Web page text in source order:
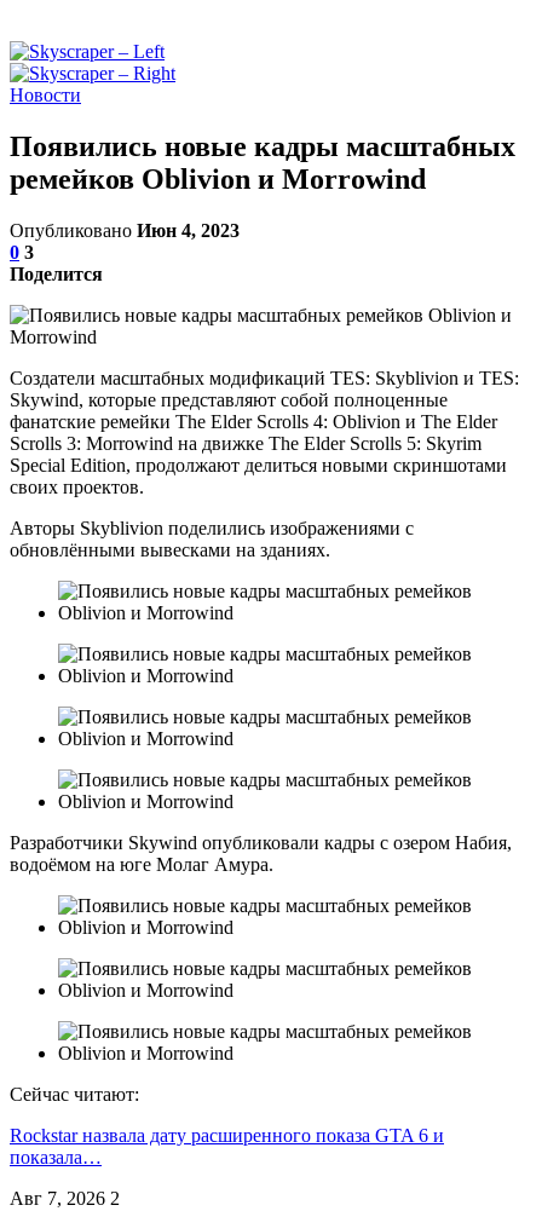
Новости
Появились новые кадры масштабных
ремейков Oblivion и Morrowind
Опубликовано Июн 4, 2023
0 3
Поделится
Создатели масштабных модификаций TES: Skyblivion и TES:
Skywind, которые представляют собой полноценные
фанатские ремейки The Elder Scrolls 4: Oblivion и The Elder
Scrolls 3: Morrowind на движке The Elder Scrolls 5: Skyrim
Special Edition, продолжают делиться новыми скриншотами
своих проектов.
Авторы Skyblivion поделились изображениями с
обновлёнными вывесками на зданиях.
Разработчики Skywind опубликовали кадры с озером Набия,
водоёмом на юге Молаг Амура.
Сейчас читают:
Rockstar назвала дату расширенного показа GTA 6 и
показала…
Авг 7, 2026 2